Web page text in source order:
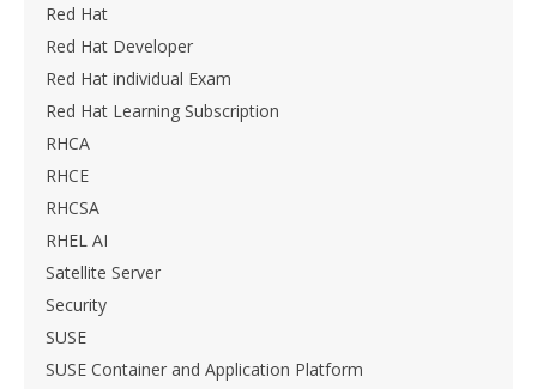
Red Hat
Red Hat Developer
Red Hat individual Exam
Red Hat Learning Subscription
RHCA
RHCE
RHCSA
RHEL AI
Satellite Server
Security
SUSE
SUSE Container and Application Platform